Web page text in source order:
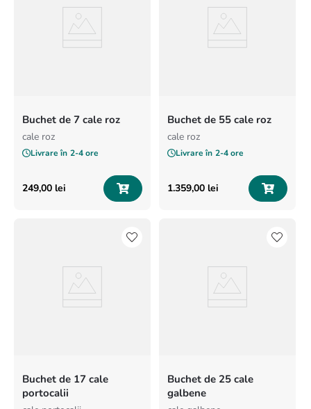
Buchet de 7 cale roz
cale roz
Livrare în 2-4 ore
249,00 lei
Buchet de 55 cale roz
cale roz
Livrare în 2-4 ore
1.359,00 lei
Buchet de 17 cale
portocalii
Buchet de 25 cale
galbene